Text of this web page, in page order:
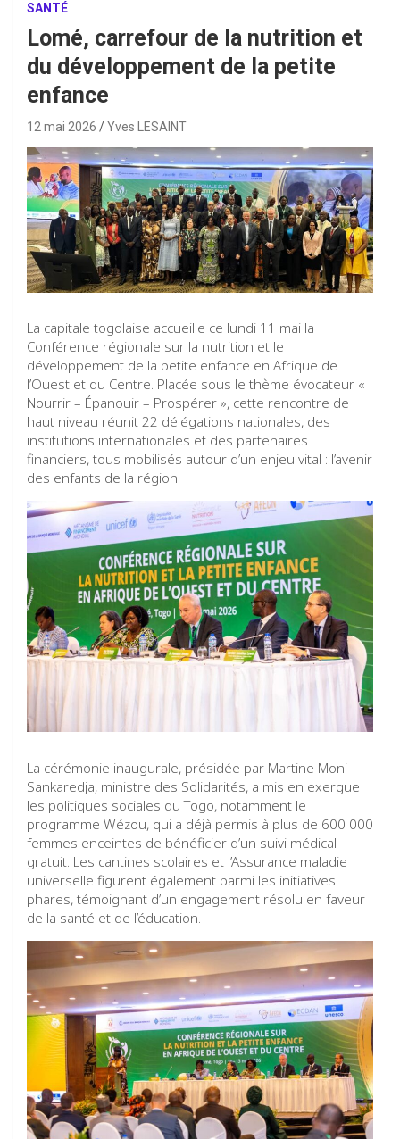
SANTÉ
Lomé, carrefour de la nutrition et
du développement de la petite
enfance
12 mai 2026 Yves LESAINT
La capitale togolaise accueille ce lundi 11 mai la
Conférence régionale sur la nutrition et le
développement de la petite enfance en Afrique de
l’Ouest et du Centre. Placée sous le thème évocateur «
Nourrir – Épanouir – Prospérer », cette rencontre de
haut niveau réunit 22 délégations nationales, des
institutions internationales et des partenaires
financiers, tous mobilisés autour d’un enjeu vital : l’avenir
des enfants de la région.
La cérémonie inaugurale, présidée par Martine Moni
Sankaredja, ministre des Solidarités, a mis en exergue
les politiques sociales du Togo, notamment le
programme Wézou, qui a déjà permis à plus de 600 000
femmes enceintes de bénéficier d’un suivi médical
gratuit. Les cantines scolaires et l’Assurance maladie
universelle figurent également parmi les initiatives
phares, témoignant d’un engagement résolu en faveur
de la santé et de l’éducation.